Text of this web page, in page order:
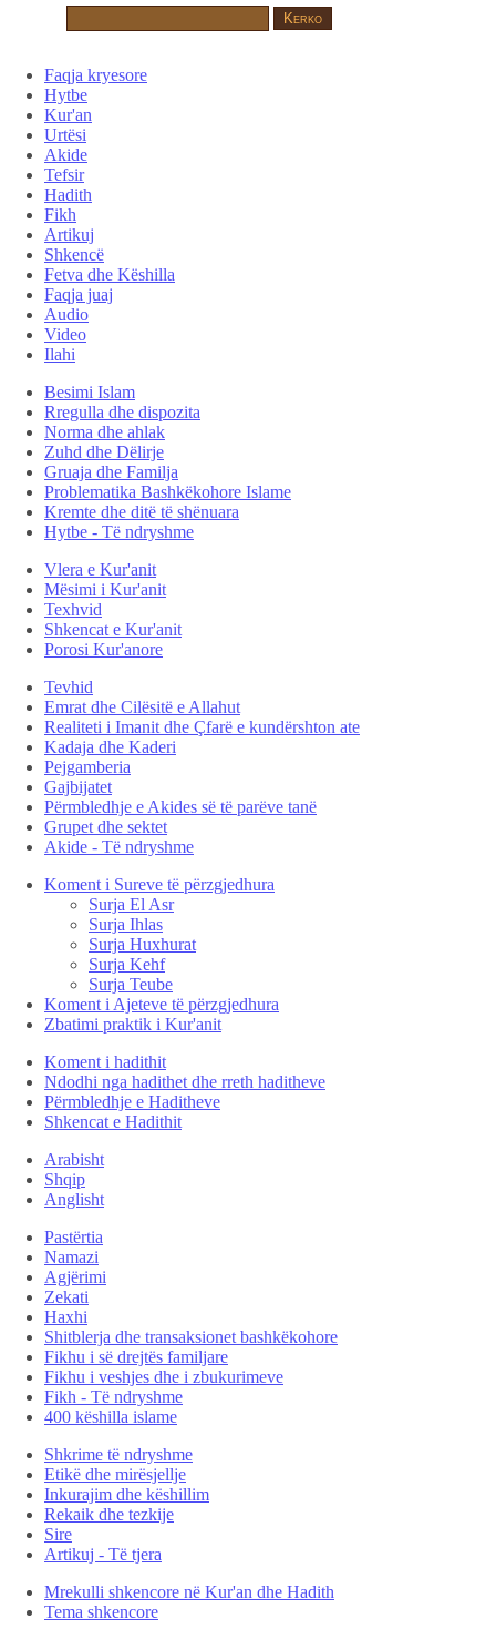
Faqja kryesore
Hytbe
Kur'an
Urtësi
Akide
Tefsir
Hadith
Fikh
Artikuj
Shkencë
Fetva dhe Këshilla
Faqja juaj
Audio
Video
Ilahi
Besimi Islam
Rregulla dhe dispozita
Norma dhe ahlak
Zuhd dhe Dëlirje
Gruaja dhe Familja
Problematika Bashkëkohore Islame
Kremte dhe ditë të shënuara
Hytbe - Të ndryshme
Vlera e Kur'anit
Mësimi i Kur'anit
Texhvid
Shkencat e Kur'anit
Porosi Kur'anore
Tevhid
Emrat dhe Cilësitë e Allahut
Realiteti i Imanit dhe Çfarë e kundërshton ate
Kadaja dhe Kaderi
Pejgamberia
Gajbijatet
Përmbledhje e Akides së të parëve tanë
Grupet dhe sektet
Akide - Të ndryshme
Koment i Sureve të përzgjedhura
Surja El Asr
Surja Ihlas
Surja Huxhurat
Surja Kehf
Surja Teube
Koment i Ajeteve të përzgjedhura
Zbatimi praktik i Kur'anit
Koment i hadithit
Ndodhi nga hadithet dhe rreth haditheve
Përmbledhje e Haditheve
Shkencat e Hadithit
Arabisht
Shqip
Anglisht
Pastërtia
Namazi
Agjërimi
Zekati
Haxhi
Shitblerja dhe transaksionet bashkëkohore
Fikhu i së drejtës familjare
Fikhu i veshjes dhe i zbukurimeve
Fikh - Të ndryshme
400 këshilla islame
Shkrime të ndryshme
Etikë dhe mirësjellje
Inkurajim dhe këshillim
Rekaik dhe tezkije
Sire
Artikuj - Të tjera
Mrekulli shkencore në Kur'an dhe Hadith
Tema shkencore